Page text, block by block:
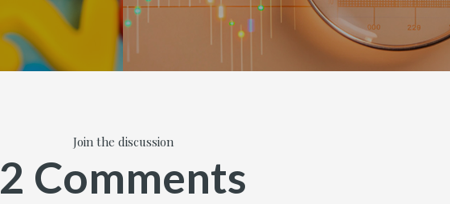
Join the discussion
2 Comments